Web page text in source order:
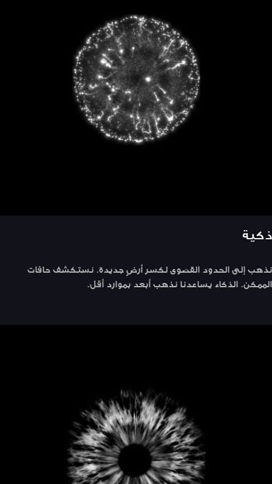
ذكية
نذهب إلى الحدود القصوى لكسر أرضٍ جديدة. نستكشف حافات
الممكن. الذكاء يساعدنا نذهب أبعد بموارد أقل.